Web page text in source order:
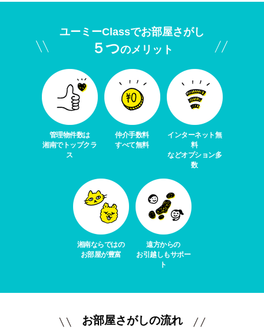
ユーミーClassでお部屋さがし
５つのメリット
管理物件数は
湘南でトップクラ
ス
仲介手数料
すべて無料
インターネット無
料
などオプション多
数
湘南ならではの
お部屋が豊富
遠方からの
お引越しもサポー
ト
お部屋さがしの流れ